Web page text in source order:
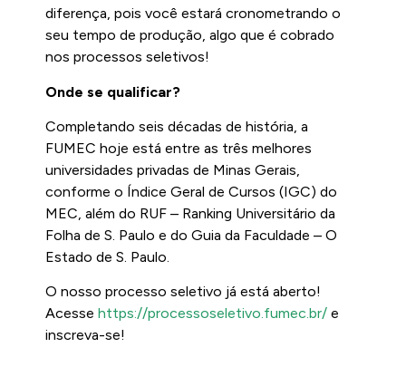
diferença, pois você estará cronometrando o
seu tempo de produção, algo que é cobrado
nos processos seletivos!
Onde se qualificar?
Completando seis décadas de história, a
FUMEC hoje está entre as três melhores
universidades privadas de Minas Gerais,
conforme o Índice Geral de Cursos (IGC) do
MEC, além do RUF – Ranking Universitário da
Folha de S. Paulo e do Guia da Faculdade – O
Estado de S. Paulo.
O nosso processo seletivo já está aberto!
Acesse https://processoseletivo.fumec.br/ e
inscreva-se!